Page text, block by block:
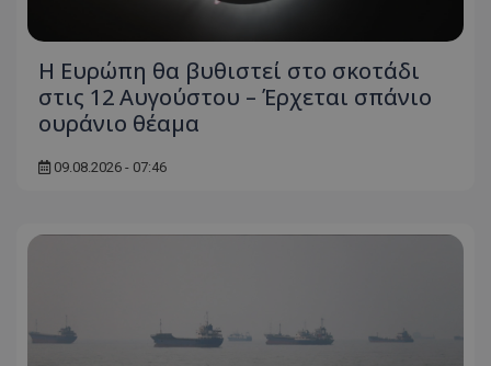
Η Ευρώπη θα βυθιστεί στο σκοτάδι
στις 12 Αυγούστου – Έρχεται σπάνιο
ουράνιο θέαμα
09.08.2026 - 07:46